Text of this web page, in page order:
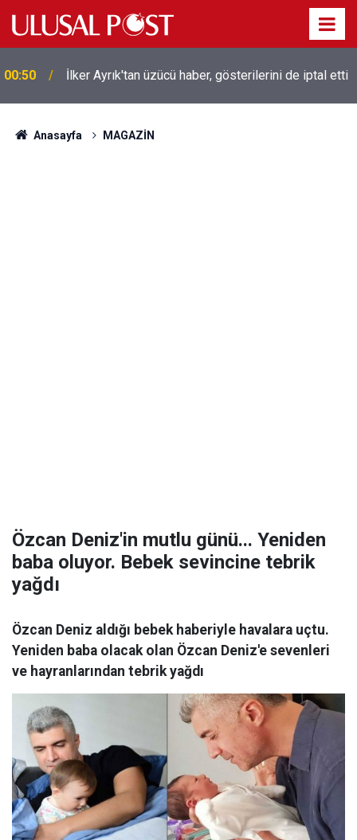
00:39
Liverpool efsanesi Mısırlı yıldız Mohamed Salah
Trabzonspor ile anlaştı! Yarın geliyor
Anasayfa MAGAZİN
Özcan Deniz'in mutlu günü... Yeniden
baba oluyor. Bebek sevincine tebrik
yağdı
Özcan Deniz aldığı bebek haberiyle havalara uçtu.
Yeniden baba olacak olan Özcan Deniz'e sevenleri
ve hayranlarından tebrik yağdı